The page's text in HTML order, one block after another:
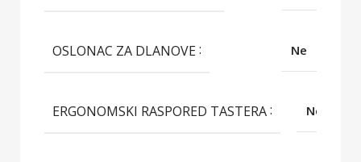
OSLONAC ZA DLANOVE Ne
ERGONOMSKI RASPORED TASTERA Ne